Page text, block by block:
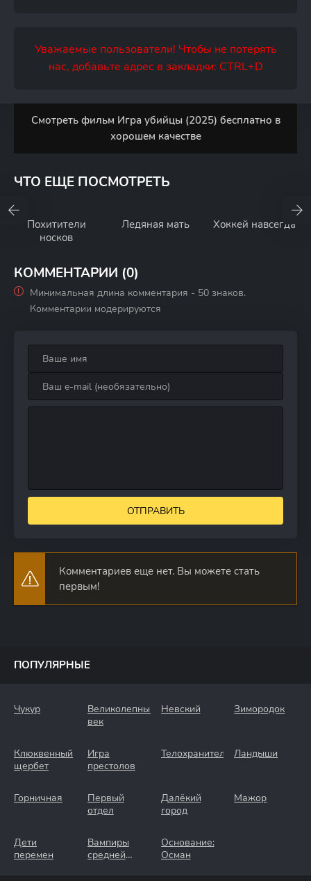
Уважаемые пользователи! Чтобы не потерять
нас, добавьте адрес в закладки: CTRL+D
Смотреть фильм Игра убийцы (2025) бесплатно в
хорошем качестве
ЧТО ЕЩЕ ПОСМОТРЕТЬ
Похитители
носков
Ледяная мать Хоккей навсегда
КОММЕНТАРИИ (0)
Минимальная длина комментария - 50 знаков.
Комментарии модерируются
ОТПРАВИТЬ
Комментариев еще нет. Вы можете стать
первым!
ПОПУЛЯРНЫЕ
Чукур
Великолепный
век
Невский Зимородок
Клюквенный
щербет
Игра
престолов
Телохранители Ландыши
Горничная
Первый
отдел
Далёкий
город
Мажор
Дети
перемен
Вампиры
средней
Основание:
Осман